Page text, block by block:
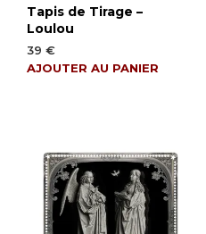
Tapis de Tirage –
Loulou
39 €
AJOUTER AU PANIER